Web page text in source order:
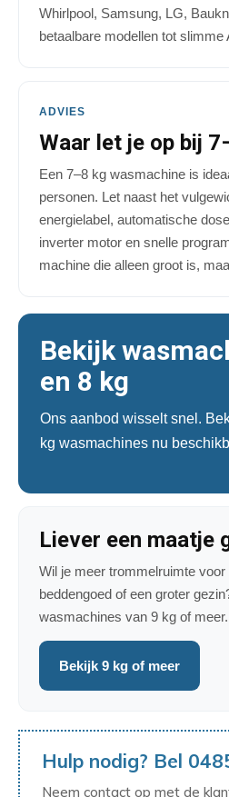
Whirlpool, Samsung, LG,
betaalbare modellen tot
ADVIES
Waar let je op bij
Een 7–8 kg wasmachine is
personen. Let naast het
energielabel, automatische
inverter motor en snelle
machine die alleen groot is,
Bekijk
en 8 kg
Ons aanbod wisselt snel.
kg wasmachines nu
Liever een maatje
Wil je meer trommelruimte voor
beddengoed of een groter
wasmachines van 9 kg of meer.
Bekijk 9 kg of meer
Hulp nodig? Bel
Neem contact op met de